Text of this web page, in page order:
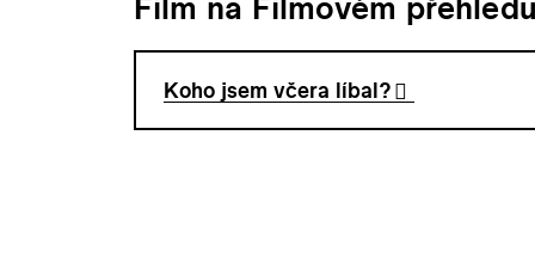
Koho jsem včera líbal?